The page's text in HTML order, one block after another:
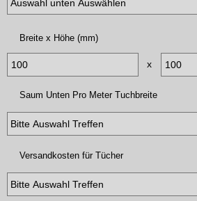
Breite x Höhe (mm)
x
Saum Unten Pro Meter Tuchbreite
Versandkosten für Tücher